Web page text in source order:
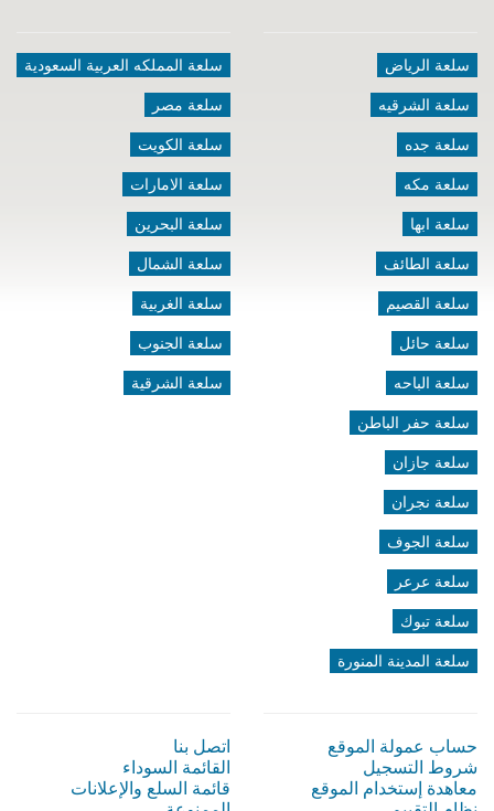
سلعة الرياض
سلعة الشرقيه
سلعة جده
سلعة مكه
سلعة ابها
سلعة الطائف
سلعة القصيم
سلعة حائل
سلعة الباحه
سلعة حفر الباطن
سلعة جازان
سلعة نجران
سلعة الجوف
سلعة عرعر
سلعة تبوك
سلعة المدينة المنورة
سلعة المملكه العربية السعودية
سلعة مصر
سلعة الكويت
سلعة الامارات
سلعة البحرين
سلعة الشمال
سلعة الغربية
سلعة الجنوب
سلعة الشرقية
حساب عمولة الموقع
شروط التسجيل
معاهدة إستخدام الموقع
اتصل بنا
القائمة السوداء
قائمة السلع والإعلانات